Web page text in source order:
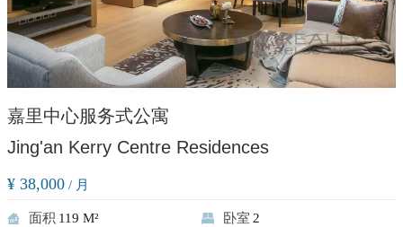
嘉里中心服务式公寓
Jing'an Kerry Centre Residences
¥ 38,000 / 月
面积 119 M² 卧室 2